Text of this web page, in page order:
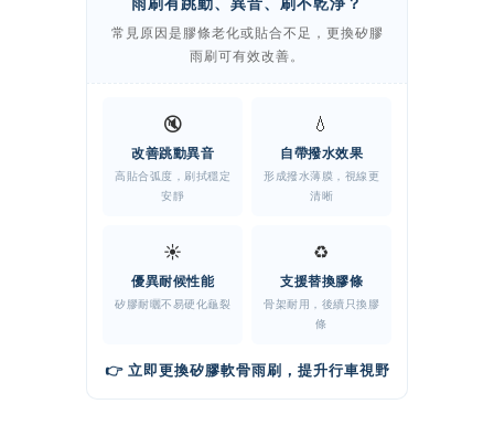
常見原因是膠條老化或貼合不足，更換矽膠
雨刷可有效改善。
🔇
改善跳動異音
高貼合弧度，刷拭穩定
安靜
💧
自帶撥水效果
形成撥水薄膜，視線更
清晰
☀️
優異耐候性能
矽膠耐曬不易硬化龜裂
♻️
支援替換膠條
骨架耐用，後續只換膠
條
👉 立即更換矽膠軟骨雨刷，提升行車視野